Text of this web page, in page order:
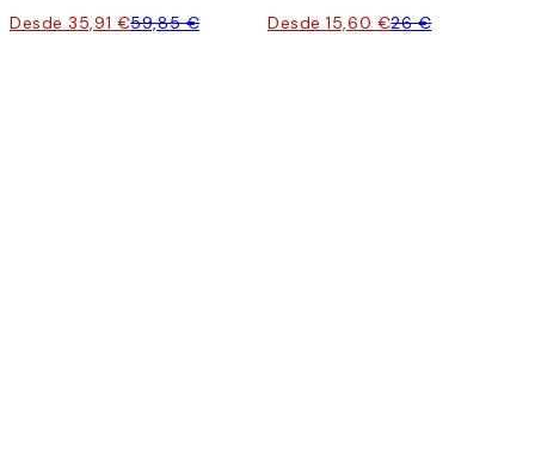
Desde 35,91 €59,85 € Desde 15,60 €26 €